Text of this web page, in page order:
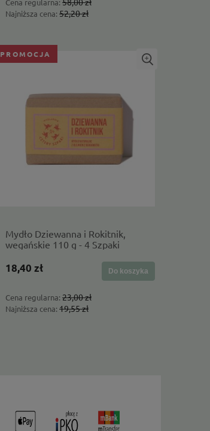
Cena regularna:
Najniższa cena: 52,20 zł
Mydło Dziewanna i Rokitnik,
wegańskie 110 g - 4 Szpaki
18,40 zł
Cena regularna: 23,00 zł
Najniższa cena: 19,55 zł
Do koszyka
PROMOCJA